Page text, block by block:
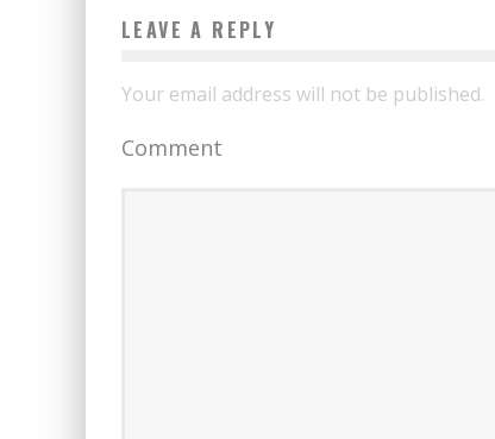
LEAVE A REPLY
Your email address will not be published.
Comment